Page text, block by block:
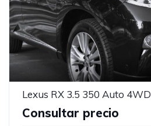
Lexus RX 3.5 350 Auto 4WD
Consultar precio